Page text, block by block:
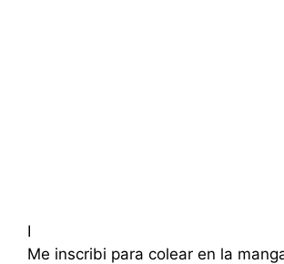
I
Me inscribi para colear en la